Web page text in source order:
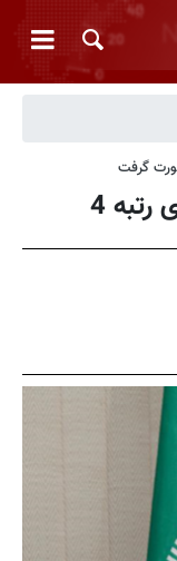
گرفت
4